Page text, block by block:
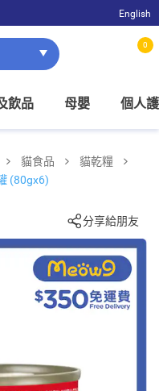
店取。
English
0
飲品 母嬰 個人
貓食品
貓乾糧
(80gx6)
分享給朋友